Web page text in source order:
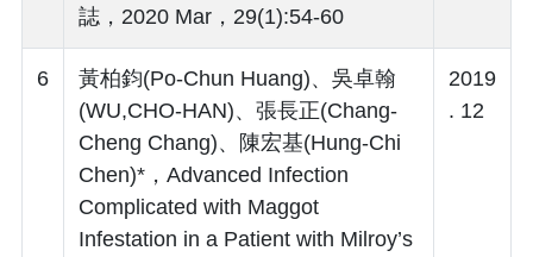
誌，2020 Mar，29(1):54-60
6
黃柏鈞(Po-Chun Huang)、吳卓翰
(WU,CHO-HAN)、張長正(Chang-
Cheng Chang)、陳宏基(Hung-Chi
Chen)*，Advanced Infection
Complicated with Maggot
Infestation in a Patient with Milroy’s
2019
. 12